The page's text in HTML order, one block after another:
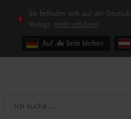
Sie befinden sich auf der
Verlags. mehr erfahren
Auf .de Seite bleiben